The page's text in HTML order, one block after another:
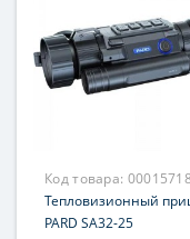
Код товара:
Тепловизионный
PARD SA32-25